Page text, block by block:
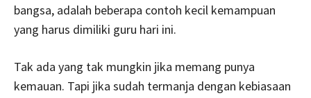
bangsa, adalah beberapa contoh kecil kemampuan
yang harus dimiliki guru hari ini.
Tak ada yang tak mungkin jika memang punya
kemauan. Tapi jika sudah termanja dengan kebiasaan